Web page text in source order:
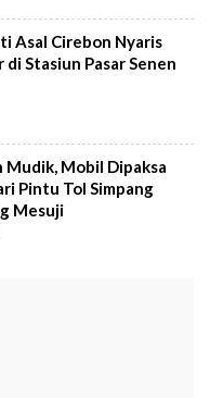
Asal Cirebon Nyaris
Stasiun Pasar Senen
Mudik, Mobil Dipaksa
Pintu Tol Simpang
Mesuji